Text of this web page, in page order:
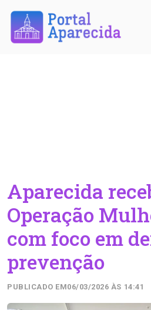
Aparecida
Operação
com foco em
prevenção
PUBLICADO EM06/03/2026 ÀS 14:41